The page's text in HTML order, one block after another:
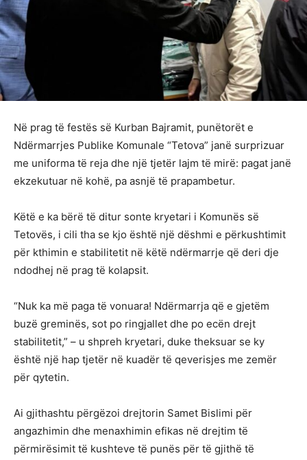
Në prag të festës së Kurban Bajramit, punëtorët e
Ndërmarrjes Publike Komunale “Tetova” janë surprizuar
me uniforma të reja dhe një tjetër lajm të mirë: pagat janë
ekzekutuar në kohë, pa asnjë të prapambetur.
Këtë e ka bërë të ditur sonte kryetari i Komunës së
Tetovës, i cili tha se kjo është një dëshmi e përkushtimit
për kthimin e stabilitetit në këtë ndërmarrje që deri dje
ndodhej në prag të kolapsit.
“Nuk ka më paga të vonuara! Ndërmarrja që e gjetëm
buzë greminës, sot po ringjallet dhe po ecën drejt
stabilitetit,” – u shpreh kryetari, duke theksuar se ky
është një hap tjetër në kuadër të qeverisjes me zemër
për qytetin.
Ai gjithashtu përgëzoi drejtorin Samet Bislimi për
angazhimin dhe menaxhimin efikas në drejtim të
përmirësimit të kushteve të punës për të gjithë të